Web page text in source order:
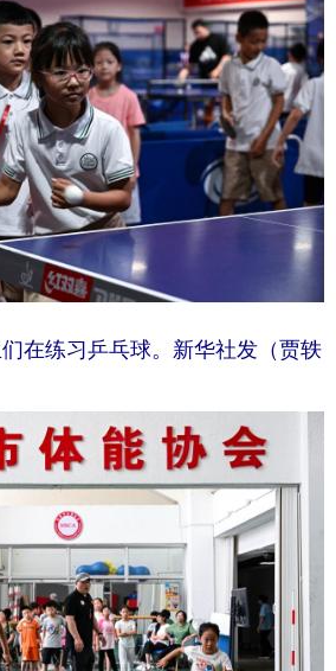
练习乒乓球。新华社发（贾轶